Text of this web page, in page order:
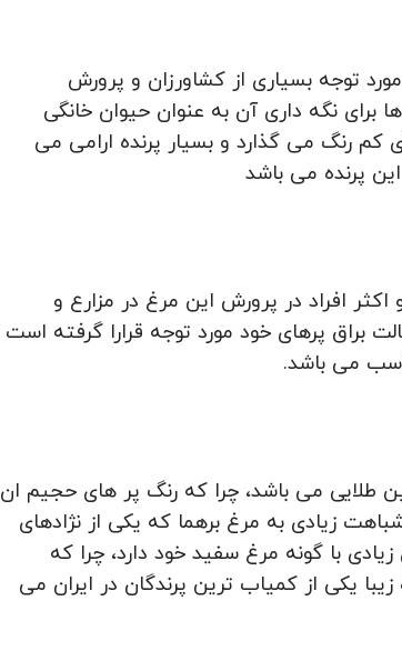
توجه بسیاری از کشاورزان و پرورش
برای نگه داری آن به عنوان حیوان خانگی
کم رنگ می گذارد و بسیار پرنده ارامی می
پرنده می باشد
افراد در پرورش این مرغ در مزارع و
براق پرهای خود مورد توجه قرارا گرفته است
می باشد.
طلایی می باشد، چرا که رنگ پر های حجیم ان
زیادی به مرغ برهما که یکی از نژادهای
با گونه مرغ سفید خود دارد، چرا که
یکی از کمیاب ترین پرندگان در ایران می